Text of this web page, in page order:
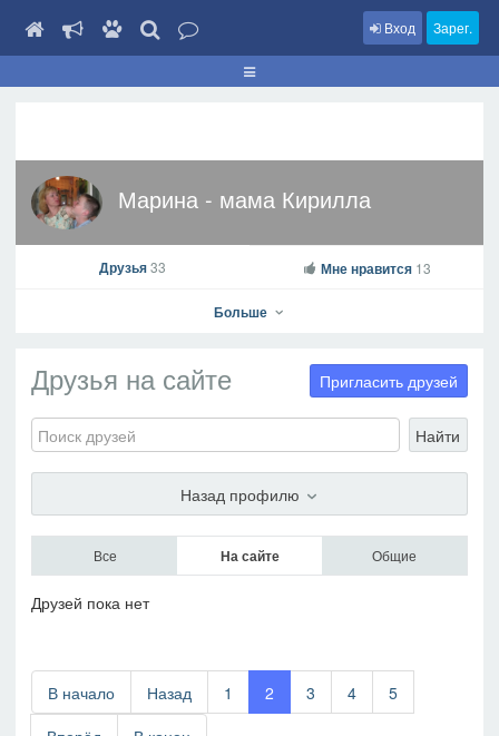
Вход Зарег.
Марина - мама Кирилла
Марина - мама Кирилла
На профиль
Фото Видео
Друзья33 Мне нравится 13
Больше
Друзья на сайте
Найти
Пригласить друзей
Назад профилю
Все На сайте Общие
Друзей пока нет
В начало Назад 1 2 3 4
5